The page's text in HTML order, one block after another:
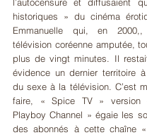
historiques » du cinéma
Emmanuelle qui, en
télévision coréenne amputée,
plus de vingt minutes. Il
évidence un dernier territoire
du sexe à la télévision. C’est
faire, « Spice TV » version
Playboy Channel » égaie les
des abonnés à cette chaîne